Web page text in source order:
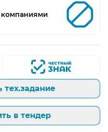
компаниями
тех.задание
в тендер